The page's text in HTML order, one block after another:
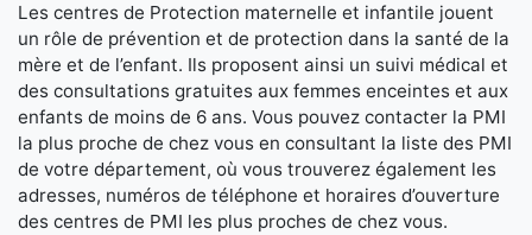
Les centres de Protection maternelle et infantile jouent
un rôle de prévention et de protection dans la santé de la
mère et de l’enfant. Ils proposent ainsi un suivi médical et
des consultations gratuites aux femmes enceintes et aux
enfants de moins de 6 ans. Vous pouvez contacter la PMI
la plus proche de chez vous en consultant la liste des PMI
de votre département, où vous trouverez également les
adresses, numéros de téléphone et horaires d’ouverture
des centres de PMI les plus proches de chez vous.